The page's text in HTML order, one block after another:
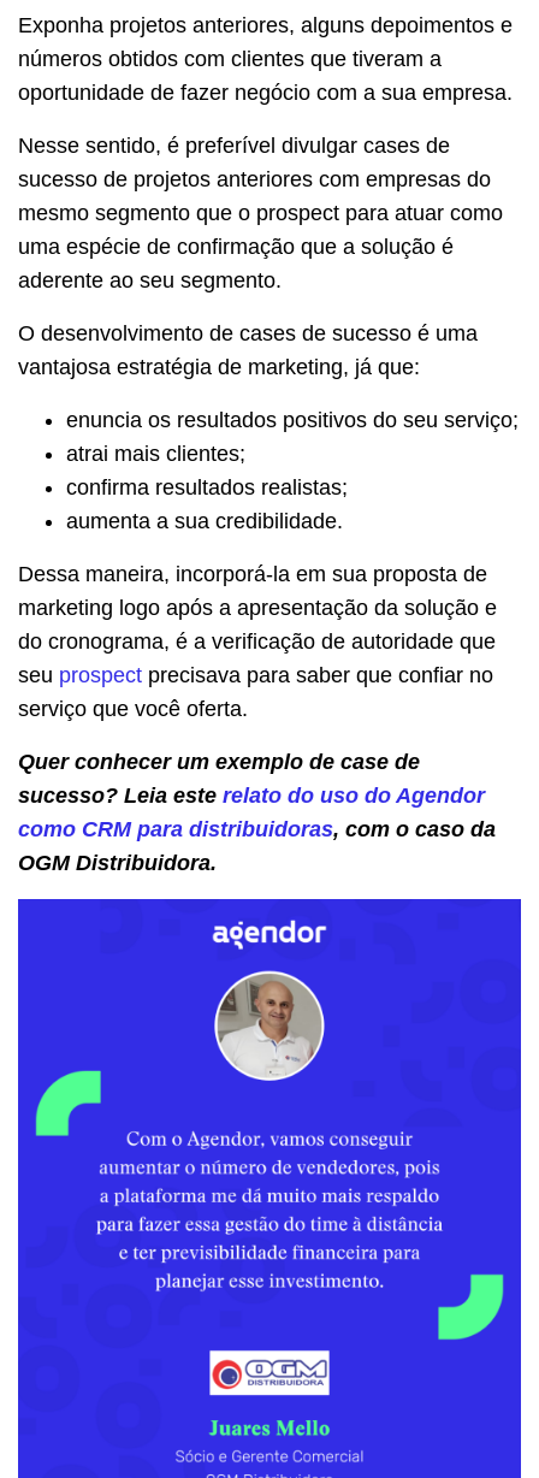
Exponha projetos anteriores, alguns depoimentos e
números obtidos com clientes que tiveram a
oportunidade de fazer negócio com a sua empresa.
Nesse sentido, é preferível divulgar cases de
sucesso de projetos anteriores com empresas do
mesmo segmento que o prospect para atuar como
uma espécie de confirmação que a solução é
aderente ao seu segmento.
O desenvolvimento de cases de sucesso é uma
vantajosa estratégia de marketing, já que:
enuncia os resultados positivos do seu serviço;
atrai mais clientes;
confirma resultados realistas;
aumenta a sua credibilidade.
Dessa maneira, incorporá-la em sua proposta de
marketing logo após a apresentação da solução e
do cronograma, é a verificação de autoridade que
seu prospect precisava para saber que confiar no
serviço que você oferta.
Quer conhecer um exemplo de case de
sucesso? Leia este relato do uso do Agendor
como CRM para distribuidoras, com o caso da
OGM Distribuidora.